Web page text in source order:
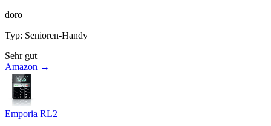
doro
Typ: Senioren-Handy
Sehr gut
Amazon →
Emporia RL2